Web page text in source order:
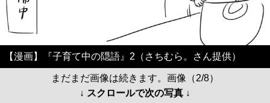
【漫画】『子育て中の隠語』2（さちむら。さん提供）
まだまだ画像は続きます。画像（2/8）
↓ スクロールで次の写真 ↓